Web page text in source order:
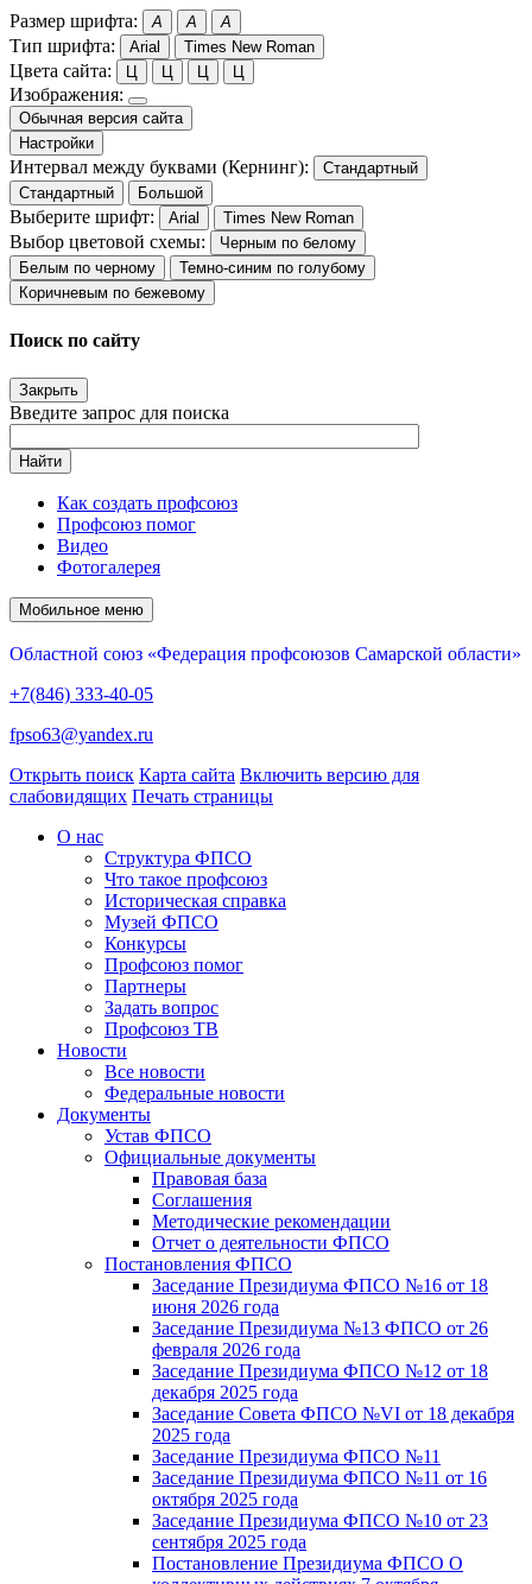
Размер шрифта: A A A
Тип шрифта: Arial Times New Roman
Цвета сайта: Ц Ц Ц Ц
Изображения:
Обычная версия сайта
Настройки
Интервал между буквами (Кернинг):
Стандартный
Стандартный
Большой
Выберите шрифт: Arial Times New Roman
Выбор цветовой схемы:
Черным по белому
Белым по черному
Темно-синим по голубому
Коричневым по бежевому
Поиск по сайту
Закрыть
Введите запрос для поиска
Найти
Как создать профсоюз
Профсоюз помог
Видео
Фотогалерея
Мобильное меню
Областной союз «Федерация профсоюзов Самарской области»
+7(846) 333-40-05
fpso63@yandex.ru
Открыть поиск Карта сайта Включить версию для
слабовидящих Печать страницы
О нас
Структура ФПСО
Что такое профсоюз
Историческая справка
Музей ФПСО
Конкурсы
Профсоюз помог
Партнеры
Задать вопрос
Профсоюз ТВ
Новости
Все новости
Федеральные новости
Документы
Устав ФПСО
Официальные документы
Правовая база
Соглашения
Методические рекомендации
Отчет о деятельности ФПСО
Постановления ФПСО
Заседание Президиума ФПСО №16 от 18
июня 2026 года
Заседание Президиума №13 ФПСО от 26
февраля 2026 года
Заседание Президиума ФПСО №12 от 18
декабря 2025 года
Заседание Совета ФПСО №VI от 18 декабря
2025 года
Заседание Президиума ФПСО №11
Заседание Президиума ФПСО №11 от 16
октября 2025 года
Заседание Президиума ФПСО №10 от 23
сентября 2025 года
Постановление Президиума ФПСО О